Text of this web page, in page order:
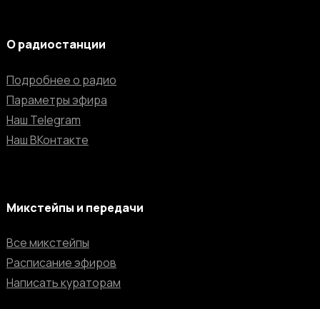
О радиостанции
Подробнее о радио
Параметры эфира
Наш Telegram
Наш ВКонтакте
Микстейпы и передачи
Все микстейпы
Расписание эфиров
Написать кураторам